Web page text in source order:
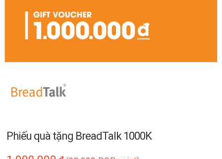
Phiếu quà tặng BreadTalk 1000K